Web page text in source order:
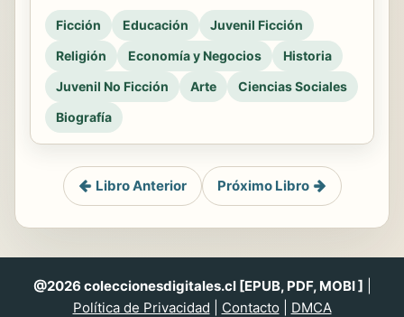
Ficción Educación
Juvenil Ficción
Religión
Economía y Negocios
Historia
Juvenil No Ficción
Arte
Ciencias Sociales
Biografía
Libro Anterior Próximo Libro
@2026 coleccionesdigitales.cl [EPUB, PDF, MOBI ]
Política de Privacidad
Contacto DMCA